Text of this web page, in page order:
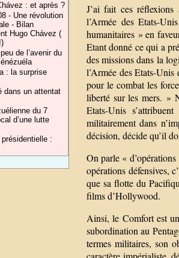
: et après ?
- Une révolution
- Bilan
Hugo Chávez (
de l’avenir du
: la surprise
dans un attentat
du 7
d’une lutte
:
J’ai fait ces réflexions
l’Armée des Etats-
humanitaires » en
Etant donné ce qui a
des missions dans la
l’Armée des Etats-
pour le combat les
liberté sur les mers. »
Etats-Unis
militairement dans
décision, décide qu’il
On parle «
opérations défensives,
que sa flotte du
films d’Hollywood.
Ainsi, le Comfort est
subordination au
termes militaires, son